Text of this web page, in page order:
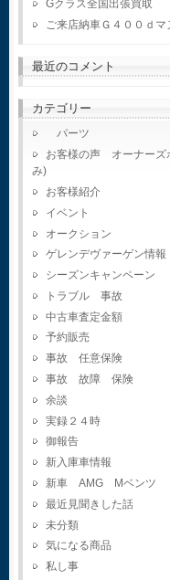
Gクラス全国出張買取
ご来店納車Ｇ４００ｄ
最近のコメント
カテゴリー
パーツ
お客様の声 オーナーズ
み)
お客様紹介
イベント
オークション
ゲレンデヴァーゲン情報
シーズンキャンペーン
トラブル 事故
中古車査定金額
予約販売
事故 任意保険
事故 故障 保険
余談
実録２４時
御報告
新入庫車情報
新車 AMG Mベンツ
最近見聞きした話
未分類
気になる商品
私し事